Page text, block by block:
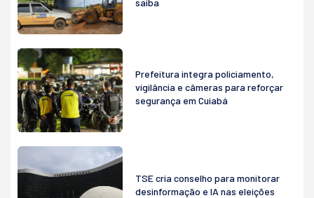
saiba
Prefeitura integra policiamento,
vigilância e câmeras para reforçar
segurança em Cuiabá
TSE cria conselho para monitorar
desinformação e IA nas eleições